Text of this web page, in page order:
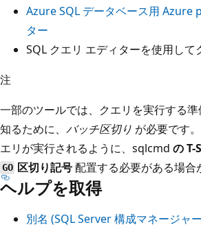
Azure SQL データベース用 Azure
ター
SQL クエリ エディターを使用して
注
一部のツールでは、クエリを実行する
知るために、 バッチ区切り が必要です
エリが実行されるように、sqlcmd の T-
GO 区切り記号配置する必要がある場合
ヘルプを取得
別名 (SQL Server 構成マネージャ